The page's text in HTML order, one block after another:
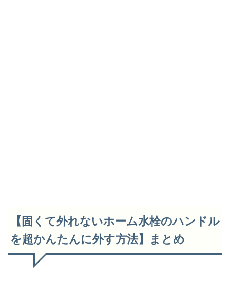
【固くて外れないホーム水栓のハンドル
を超かんたんに外す方法】まとめ